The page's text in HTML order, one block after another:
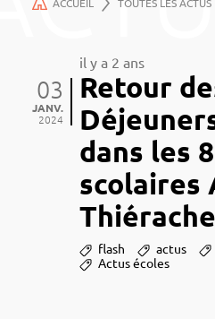
ACCUEIL TOUTES LES ACTUS
Retour
dans les
scolaires
Thiérache
il y a 2 ans
03
JANV.
2024
flash actus
Actus écoles